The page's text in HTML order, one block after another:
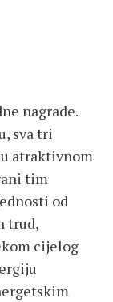
nagrade.
sva tri
atraktivnom
tim
od
trud,
cijelog